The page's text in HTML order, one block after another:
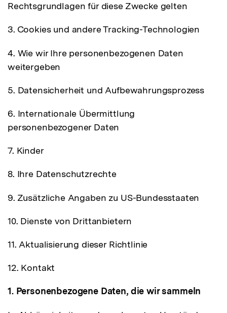
Rechtsgrundlagen für diese Zwecke gelten
3. Cookies und andere Tracking-Technologien
4. Wie wir Ihre personenbezogenen Daten
weitergeben
5. Datensicherheit und Aufbewahrungsprozess
6. Internationale Übermittlung
personenbezogener Daten
7. Kinder
8. Ihre Datenschutzrechte
9. Zusätzliche Angaben zu US-Bundesstaaten
10. Dienste von Drittanbietern
11. Aktualisierung dieser Richtlinie
12. Kontakt
1. Personenbezogene Daten, die wir sammeln